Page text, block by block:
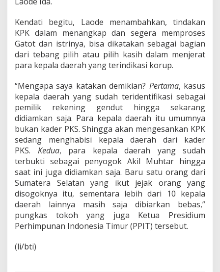
Kendati begitu, Laode menambahkan, tindakan
KPK dalam menangkap dan segera memproses
Gatot dan istrinya, bisa dikatakan sebagai bagian
dari tebang pilih atau pilih kasih dalam menjerat
para kepala daerah yang terindikasi korup.
“Mengapa saya katakan demikian? Pertama, kasus
kepala daerah yang sudah teridentifikasi sebagai
pemilik rekening gendut hingga sekarang
didiamkan saja. Para kepala daerah itu umumnya
bukan kader PKS. Shingga akan mengesankan KPK
sedang menghabisi kepala daerah dari kader
PKS. Kedua, para kepala daerah yang sudah
terbukti sebagai penyogok Akil Muhtar hingga
saat ini juga didiamkan saja. Baru satu orang dari
Sumatera Selatan yang ikut jejak orang yang
disogoknya itu, sementara lebih dari 10 kepala
daerah lainnya masih saja dibiarkan bebas,”
pungkas tokoh yang juga Ketua Presidium
Perhimpunan Indonesia Timur (PPIT) tersebut.
(li/bti)